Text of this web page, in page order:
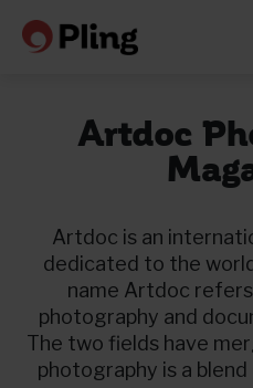
Artdoc
Artdoc is an
dedicated to the
name Artdoc
photography and
The two fields have
photography is a